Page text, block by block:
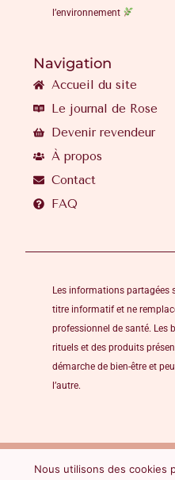
l’environnement
Navigation
Accueil du site
Le journal de Rose
Devenir revendeur
À propos
Contact
FAQ
Les informations partagées
titre informatif et ne
professionnel de santé. Les
rituels et des produits
démarche de bien-être et
l’autre.
Nous utilisons des cookies